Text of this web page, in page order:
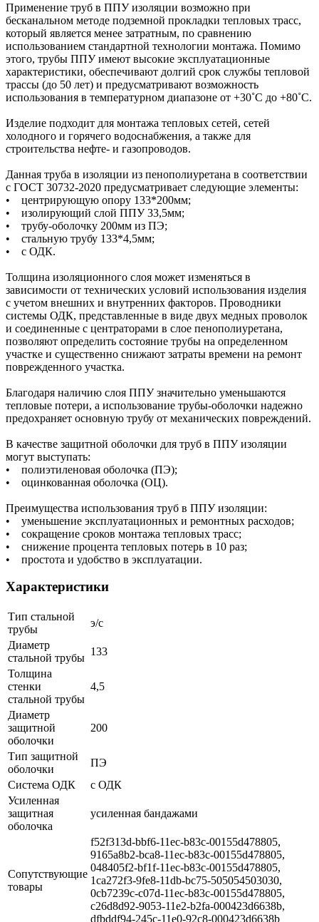
Применение труб в ППУ изоляции возможно при
бесканальном методе подземной прокладки тепловых трасс,
который является менее затратным, по сравнению
использованием стандартной технологии монтажа. Помимо
этого, трубы ППУ имеют высокие эксплуатационные
характеристики, обеспечивают долгий срок службы тепловой
трассы (до 50 лет) и предусматривают возможность
использования в температурном диапазоне от +30˚C до +80˚C.
Изделие подходит для монтажа тепловых сетей, сетей
холодного и горячего водоснабжения, а также для
строительства нефте- и газопроводов.
Данная труба в изоляции из пенополиуретана в соответствии
с ГОСТ 30732-2020 предусматривает следующие элементы:
• центрирующую опору 133*200мм;
• изолирующий слой ППУ 33,5мм;
• трубу-оболочку 200мм из ПЭ;
• стальную трубу 133*4,5мм;
• с ОДК.
Толщина изоляционного слоя может изменяться в
зависимости от технических условий использования изделия
с учетом внешних и внутренних факторов. Проводники
системы ОДК, представленные в виде двух медных проволок
и соединенные с центраторами в слое пенополиуретана,
позволяют определить состояние трубы на определенном
участке и существенно снижают затраты времени на ремонт
поврежденного участка.
Благодаря наличию слоя ППУ значительно уменьшаются
тепловые потери, а использование трубы-оболочки надежно
предохраняет основную трубу от механических повреждений.
В качестве защитной оболочки для труб в ППУ изоляции
могут выступать:
• полиэтиленовая оболочка (ПЭ);
• оцинкованная оболочка (ОЦ).
Преимущества использования труб в ППУ изоляции:
• уменьшение эксплуатационных и ремонтных расходов;
• сокращение сроков монтажа тепловых трасс;
• снижение процента тепловых потерь в 10 раз;
• простота и удобство в эксплуатации.
Характеристики
Тип стальной
трубы
э/с
Диаметр
стальной трубы
133
Толщина
стенки
стальной трубы
4,5
Диаметр
защитной
оболочки
200
Тип защитной
оболочки
ПЭ
Система ОДК
с ОДК
Усиленная
защитная
оболочка
усиленная бандажами
Сопутствующие
товары
f52f313d-bbf6-11ec-b83c-00155d478805,
9165a8b2-bca8-11ec-b83c-00155d478805,
048405f2-bf1f-11ec-b83c-00155d478805,
1ca272f3-9fe8-11db-bc75-505054503030,
0cb7239c-c07d-11ec-b83c-00155d478805,
c26d8d92-9053-11e2-b2fa-000423d6638b,
dfbddf94-245c-11e0-92c8-000423d6638b